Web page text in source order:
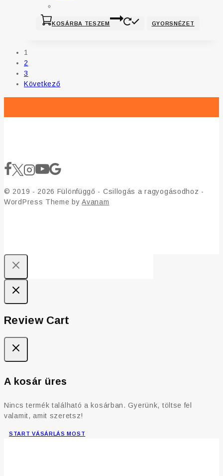
KOSÁRBA TESZEM GYORSNÉZET
1
2
3
Következő
© 2019 - 2026 Fülönfüggő - Csillogás a ragyogásodhoz -
WordPress Theme byAvanam
Review Cart
A kosár üres
Nincs termék található a kosárban. Gyerünk, töltse fel
valamit, amit szeretsz!
START VÁSÁRLÁS MOST